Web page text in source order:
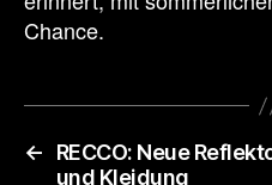
Chance.
←
RECCO: Neue
und Kleidung